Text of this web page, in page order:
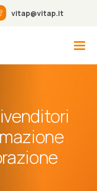
vitap@vitap.it